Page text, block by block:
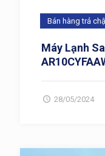
Bán hàng trả
Máy Lạnh
28/05/2024